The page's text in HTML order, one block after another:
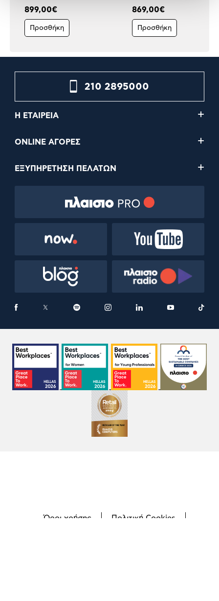
899,00€
Προσθήκη
869,00€
Προσθήκη
210 2895000
Η ΕΤΑΙΡΕΙΑ
ONLINE ΑΓΟΡΕΣ
ΕΞΥΠΗΡΕΤΗΣΗ ΠΕΛΑΤΩΝ
Όροι χρήσης
Πολιτική Cookies